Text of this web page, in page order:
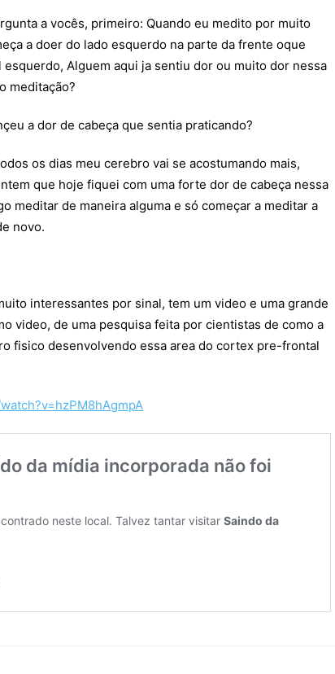
a vocês, primeiro: Quando eu medito por muito
a doer do lado esquerdo na parte da frente oque
Alguem aqui ja sentiu dor ou muito dor nessa
meditação?
a dor de cabeça que sentia praticando?
os dias meu cerebro vai se acostumando mais,
que hoje fiquei com uma forte dor de cabeça nessa
meditar de maneira alguma e só começar a meditar a
novo.
interessantes por sinal, tem um video e uma grande
video, de uma pesquisa feita por cientistas de como a
fisico desenvolvendo essa area do cortex pre-frontal